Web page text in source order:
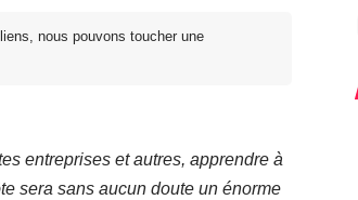
nous pouvons toucher une
entreprises et autres, apprendre à
sera sans aucun doute un énorme